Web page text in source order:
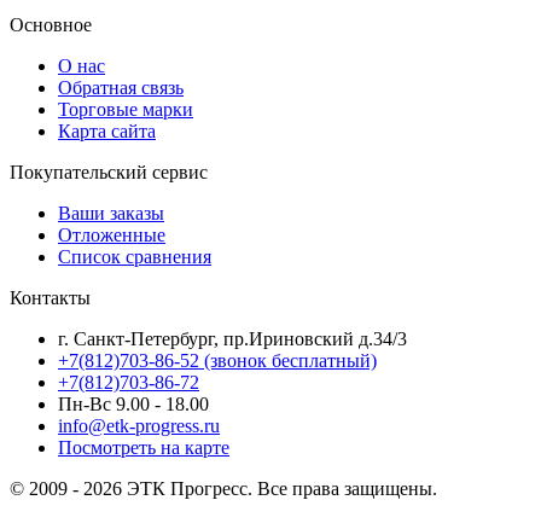
Основное
О нас
Обратная связь
Торговые марки
Карта сайта
Покупательский сервис
Ваши заказы
Отложенные
Список сравнения
Контакты
г. Санкт-Петербург, пр.Ириновский д.34/3
+7(812)703-86-52 (звонок бесплатный)
+7(812)703-86-72
Пн-Вс 9.00 - 18.00
info@etk-progress.ru
Посмотреть на карте
© 2009 - 2026 ЭТК Прогресс. Все права защищены.